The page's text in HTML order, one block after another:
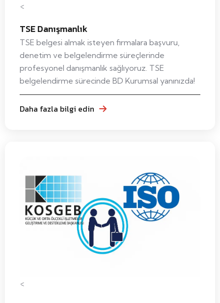
<
TSE Danışmanlık
TSE belgesi almak isteyen firmalara başvuru,
denetim ve belgelendirme süreçlerinde
profesyonel danışmanlık sağlıyoruz. TSE
belgelendirme sürecinde BD Kurumsal yanınızda!
Daha fazla bilgi edin
<